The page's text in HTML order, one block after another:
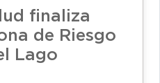
finaliza
de Riesgo
Lago